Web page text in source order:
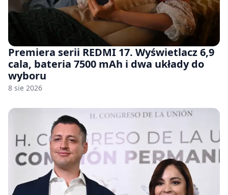
Premiera serii REDMI 17. Wyświetlacz 6,9
cala, bateria 7500 mAh i dwa układy do
wyboru
8 sie 2026